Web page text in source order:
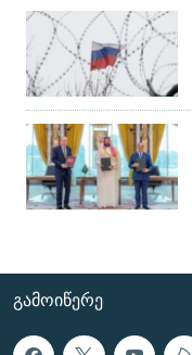
ᲒᲐᲛᲝᲘᲬᲔᲠᲔ